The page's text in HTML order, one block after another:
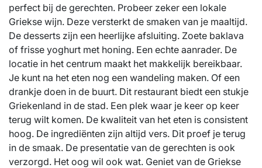
perfect bij de gerechten. Probeer zeker een lokale
Griekse wijn. Deze versterkt de smaken van je maaltijd.
De desserts zijn een heerlijke afsluiting. Zoete baklava
of frisse yoghurt met honing. Een echte aanrader. De
locatie in het centrum maakt het makkelijk bereikbaar.
Je kunt na het eten nog een wandeling maken. Of een
drankje doen in de buurt. Dit restaurant biedt een stukje
Griekenland in de stad. Een plek waar je keer op keer
terug wilt komen. De kwaliteit van het eten is consistent
hoog. De ingrediënten zijn altijd vers. Dit proef je terug
in de smaak. De presentatie van de gerechten is ook
verzorgd. Het oog wil ook wat. Geniet van de Griekse